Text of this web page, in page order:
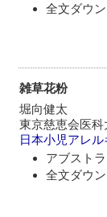
全文ダウ
雑草花粉
堀向健太
東京慈恵会医
日本小児アレ
アブスト
全文ダウ